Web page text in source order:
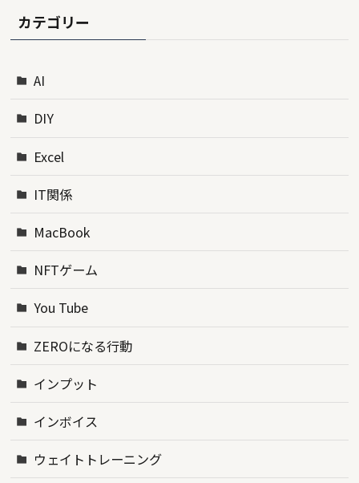
カテゴリー
AI
DIY
Excel
IT関係
MacBook
NFTゲーム
You Tube
ZEROになる行動
インプット
インボイス
ウェイトトレーニング